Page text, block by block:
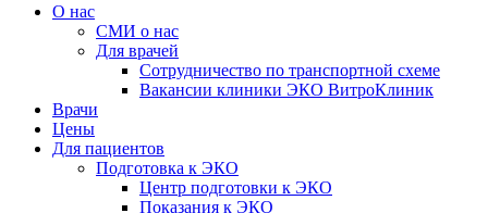
О нас
СМИ о нас
Для врачей
Сотрудничество по транспортной схеме
Вакансии клиники ЭКО ВитроКлиник
Врачи
Цены
Для пациентов
Подготовка к ЭКО
Центр подготовки к ЭКО
Показания к ЭКО